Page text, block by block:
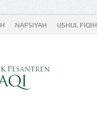
NAFSIYAH USHUL FIQIH